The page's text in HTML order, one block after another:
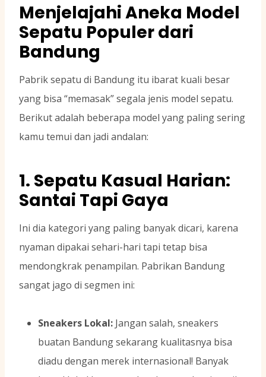
Menjelajahi Aneka Model
Sepatu Populer dari
Bandung
Pabrik sepatu di Bandung itu ibarat kuali besar
yang bisa “memasak” segala jenis model sepatu.
Berikut adalah beberapa model yang paling sering
kamu temui dan jadi andalan:
1. Sepatu Kasual Harian:
Santai Tapi Gaya
Ini dia kategori yang paling banyak dicari, karena
nyaman dipakai sehari-hari tapi tetap bisa
mendongkrak penampilan. Pabrikan Bandung
sangat jago di segmen ini:
Sneakers Lokal: Jangan salah, sneakers
buatan Bandung sekarang kualitasnya bisa
diadu dengan merek internasional! Banyak